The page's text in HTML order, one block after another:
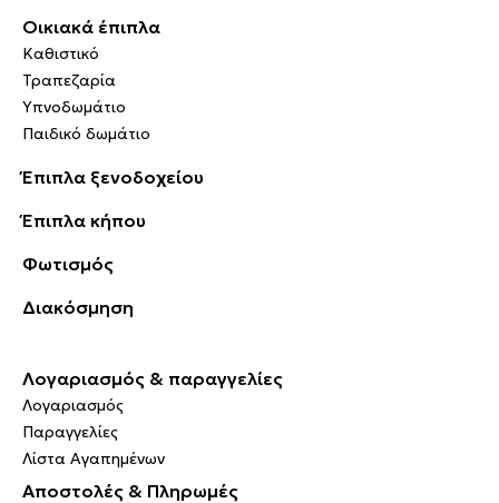
Οικιακά έπιπλα
Καθιστικό
Τραπεζαρία
Υπνοδωμάτιο
Παιδικό δωμάτιο
Έπιπλα ξενοδοχείου
Έπιπλα κήπου
Φωτισμός
Διακόσμηση
Λογαριασμός & παραγγελίες
Λογαριασμός
Παραγγελίες
Λίστα Αγαπημένων
Αποστολές & Πληρωμές